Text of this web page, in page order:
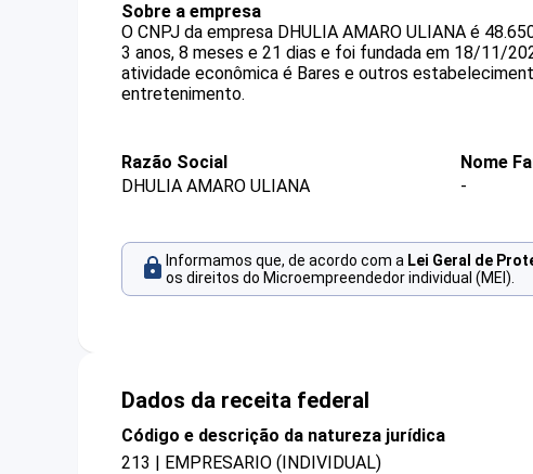
Sobre a empresa
O CNPJ da empresa DHULIA AMARO ULIANA é
3 anos, 8 meses e 21 dias e foi fundada em 18/11/
atividade econômica é Bares e outros
entretenimento.
Razão Social
DHULIA AMARO ULIANA
Nome
-
Informamos que, de acordo com a Lei Geral de
os direitos do Microempreendedor individual (MEI).
Dados da receita federal
Código e descrição da natureza jurídica
213 | EMPRESARIO (INDIVIDUAL)